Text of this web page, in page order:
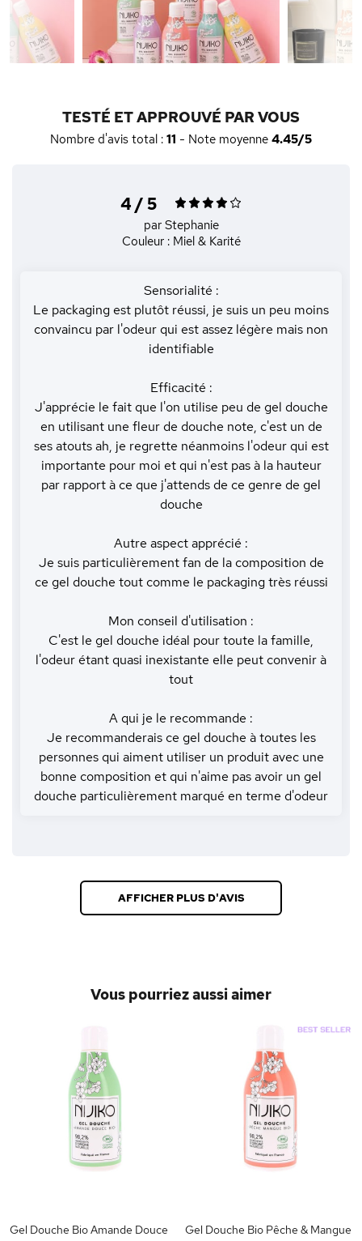
TESTÉ ET APPROUVÉ PAR VOUS
Nombre d'avis total : 11 - Note moyenne 4.45/5
4 / 5
par Stephanie
Couleur : Miel & Karité
Sensorialité :
Le packaging est plutôt réussi, je suis un peu moins
convaincu par l'odeur qui est assez légère mais non
identifiable
Efficacité :
J'apprécie le fait que l'on utilise peu de gel douche
en utilisant une fleur de douche note, c'est un de
ses atouts ah, je regrette néanmoins l'odeur qui est
importante pour moi et qui n'est pas à la hauteur
par rapport à ce que j'attends de ce genre de gel
douche
Autre aspect apprécié :
Je suis particulièrement fan de la composition de
ce gel douche tout comme le packaging très réussi
Mon conseil d'utilisation :
C'est le gel douche idéal pour toute la famille,
l'odeur étant quasi inexistante elle peut convenir à
tout
A qui je le recommande :
Je recommanderais ce gel douche à toutes les
personnes qui aiment utiliser un produit avec une
bonne composition et qui n'aime pas avoir un gel
douche particulièrement marqué en terme d'odeur
AFFICHER PLUS D'AVIS
Vous pourriez aussi aimer
Gel Douche Bio Amande Douce Gel Douche Bio Pêche & Mangue